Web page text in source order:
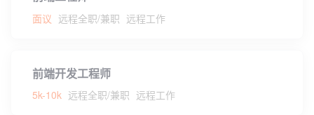
面议 远程全职/兼职 远程工作
前端开发工程师
5k-10k 远程全职/兼职 远程工作